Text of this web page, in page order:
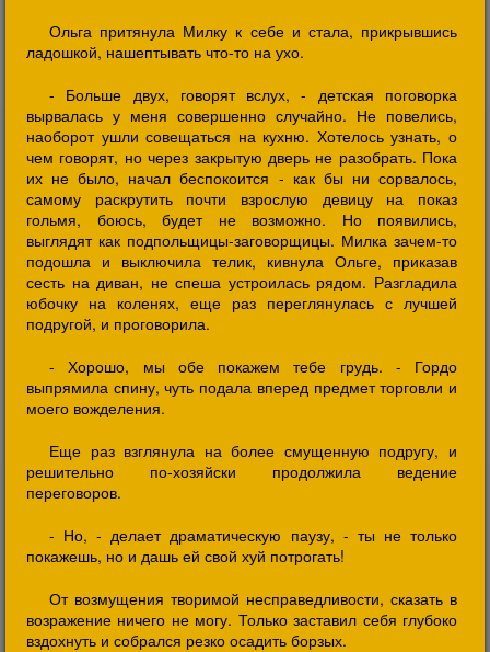
Ольга притянула Милку к себе и стала, прикрывшись
ладошкой, нашептывать что-то на ухо.
- Больше двух, говорят вслух, - детская поговорка
вырвалась у меня совершенно случайно. Не повелись,
наоборот ушли совещаться на кухню. Хотелось узнать, о
чем говорят, но через закрытую дверь не разобрать. Пока
их не было, начал беспокоится - как бы ни сорвалось,
самому раскрутить почти взрослую девицу на показ
гольмя, боюсь, будет не возможно. Но появились,
выглядят как подпольщицы-заговорщицы. Милка зачем-то
подошла и выключила телик, кивнула Ольге, приказав
сесть на диван, не спеша устроилась рядом. Разгладила
юбочку на коленях, еще раз переглянулась с лучшей
подругой, и проговорила.
- Хорошо, мы обе покажем тебе грудь. - Гордо
выпрямила спину, чуть подала вперед предмет торговли и
моего вожделения.
Еще раз взглянула на более смущенную подругу, и
решительно по-хозяйски продолжила ведение
переговоров.
- Но, - делает драматическую паузу, - ты не только
покажешь, но и дашь ей свой хуй потрогать!
От возмущения творимой несправедливости, сказать в
возражение ничего не могу. Только заставил себя глубоко
вздохнуть и собрался резко осадить борзых.